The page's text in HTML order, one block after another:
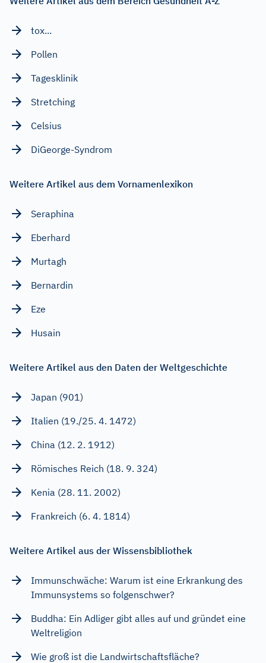
tox...
Pollen
Tagesklinik
Stretching
Celsius
DiGeorge-Syndrom
Weitere Artikel aus dem Vornamenlexikon
Seraphina
Eberhard
Murtagh
Bernardin
Eze
Husain
Weitere Artikel aus den Daten der Weltgeschichte
Japan (901)
Italien (19./25. 4. 1472)
China (12. 2. 1912)
Römisches Reich (18. 9. 324)
Kenia (28. 11. 2002)
Frankreich (6. 4. 1814)
Weitere Artikel aus der Wissensbibliothek
Immunschwäche: Warum ist eine Erkrankung des
Immunsystems so folgenschwer?
Buddha: Ein Adliger gibt alles auf und gründet eine
Weltreligion
Wie groß ist die Landwirtschaftsfläche?